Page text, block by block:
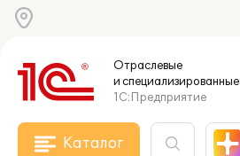
Отраслевые
и специализированные
1С:Предприятие
Каталог